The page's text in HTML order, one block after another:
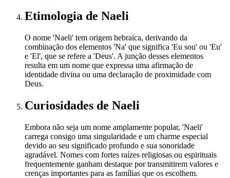
Etimologia de Naeli
O nome 'Naeli' tem origem hebraica, derivando da
combinação dos elementos 'Na' que significa 'Eu sou' ou 'Eu'
e 'El', que se refere a 'Deus'. A junção desses elementos
resulta em um nome que expressa uma afirmação de
identidade divina ou uma declaração de proximidade com
Deus.
Curiosidades de Naeli
Embora não seja um nome amplamente popular, 'Naeli'
carrega consigo uma singularidade e um charme especial
devido ao seu significado profundo e sua sonoridade
agradável. Nomes com fortes raízes religiosas ou espirituais
frequentemente ganham destaque por transmitirem valores e
crenças importantes para as famílias que os escolhem.